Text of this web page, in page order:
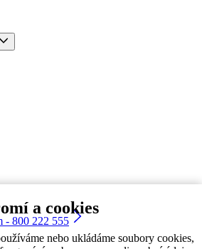
a cookies
nebo ukládáme soubory cookies,
- 800 222 555